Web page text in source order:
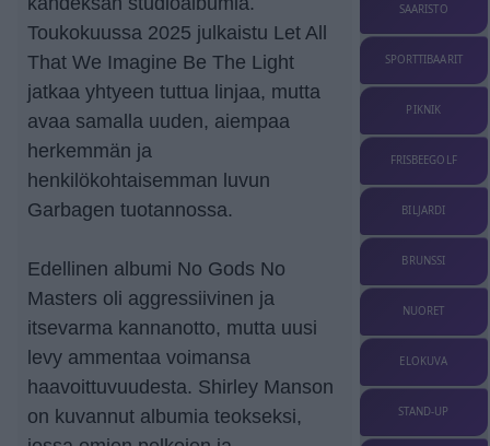
Toukokuussa 2025 julkaistu Let All
That We Imagine Be The Light
jatkaa yhtyeen tuttua linjaa, mutta
avaa samalla uuden, aiempaa
herkemmän ja
henkilökohtaisemman luvun
Garbagen tuotannossa.
Edellinen albumi No Gods No
Masters oli aggressiivinen ja
itsevarma kannanotto, mutta uusi
levy ammentaa voimansa
haavoittuvuudesta. Shirley Manson
on kuvannut albumia teokseksi,
SAARISTO
SPORTTIBAARIT
PIKNIK
FRISBEEGOLF
BILJARDI
BRUNSSI
NUORET
ELOKUVA
STAND-UP